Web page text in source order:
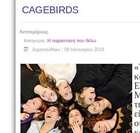
CAGEBIRDS
Λεπτομέρειες
Κατηγορία: Η παράσταση που θέλω
Δημοσιεύθηκε : 08 Ιανουαρίου 2019